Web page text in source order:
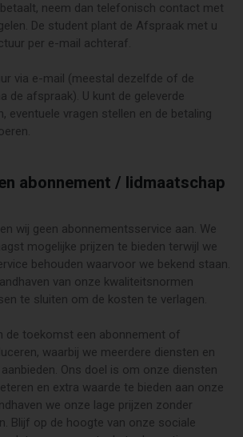
neem dan telefonisch contact met
De student plant de Afspraak met u
per e-mail achteraf.
via e-mail (meestal dezelfde of de
de afspraak). U kunt de geleverde
eventuele vragen stellen en de betaling
abonnement / lidmaatschap
wij geen abonnementsservice aan. We
mogelijke prijzen te bieden terwijl we
behouden waarvoor we bekend staan.
van onze kwaliteitsnormen
te sluiten om de kosten te verlagen.
de toekomst een abonnement of
waarbij we meerdere diensten en
Ons doel is om onze diensten
en extra waarde te bieden aan onze
we onze lage prijzen zonder
Blijf op de hoogte van onze sociale